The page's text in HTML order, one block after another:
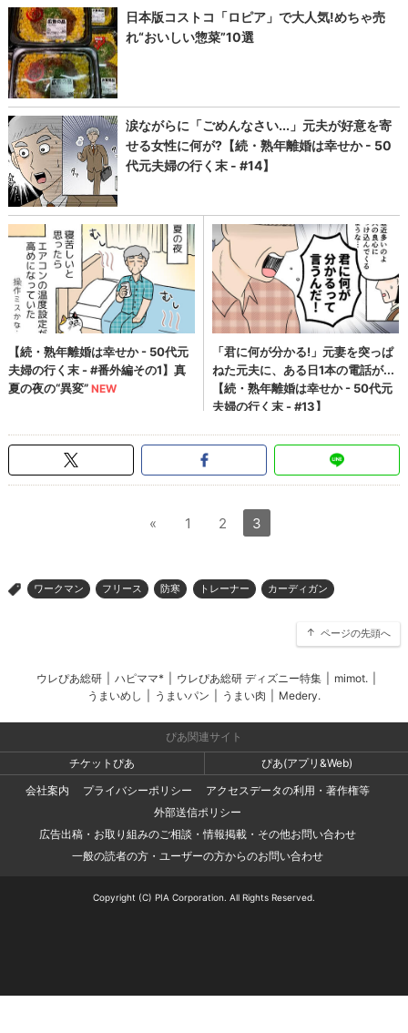
« 1 2 3
> ワークマン フリース 防寒 トレーナー カーディガン
ページの先頭へ
ウレぴあ総研 ハピママ* ウレぴあ総研 ディズニー特集 mimot.
うまいめし
うまいパン うまい肉 Medery.
ぴあ関連サイト
チケットぴあ
ぴあ(アプリ&Web)
会社案内
プライバシーポリシー
アクセスデータの利用・著作権等
外部送信ポリシー
広告出稿・お取り組みのご相談・情報掲載・その他お問い合わせ
一般の読者の方・ユーザーの方からのお問い合わせ
Copyright (C) PIA Corporation. All Rights Reserved.